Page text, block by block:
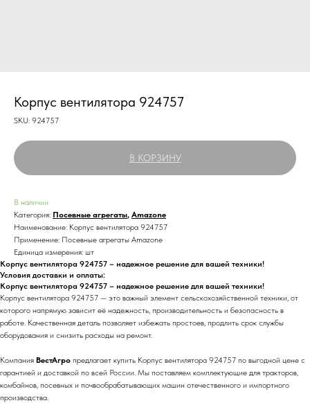
Корпус вентилятора 924757
SKU: 924757
В КОРЗИНУ
В наличии
Категория: Посевные агрегаты, Amazone
Наименование: Корпус вентилятора 924757
Применение: Посевные агрегаты Amazone
Единица измерения: шт
Корпус вентилятора 924757 – надежное решение для вашей техники!
Условия доставки и оплаты:
Корпус вентилятора 924757 – надежное решение для вашей техники!
Корпус вентилятора 924757 — это важный элемент сельскохозяйственной техники, от
которого напрямую зависит её надежность, производительность и безопасность в
работе. Качественная деталь позволяет избежать простоев, продлить срок службы
оборудования и снизить расходы на ремонт.
Компания ВестАгро предлагает купить Корпус вентилятора 924757 по выгодной цене с
гарантией и доставкой по всей России. Мы поставляем комплектующие для тракторов,
комбайнов, посевных и почвообрабатывающих машин отечественного и импортного
производства.